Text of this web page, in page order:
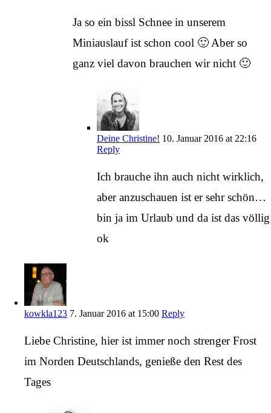
Ja so ein bissl Schnee in unserem
Miniauslauf ist schon cool 🙂 Aber so
ganz viel davon brauchen wir nicht 🙂
Deine Christine! 10. Januar 2016 at 22:16
Reply
Ich brauche ihn auch nicht wirklich,
aber anzuschauen ist er sehr schön…
bin ja im Urlaub und da ist das völlig
ok
kowkla123 7. Januar 2016 at 15:00 Reply
Liebe Christine, hier ist immer noch strenger Frost
im Norden Deutschlands, genieße den Rest des
Tages